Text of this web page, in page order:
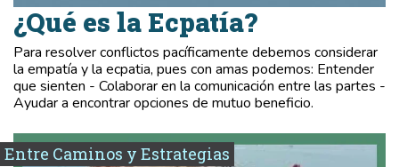
¿Qué es la Ecpatía?
Para resolver conflictos pacíficamente debemos considerar
la empatía y la ecpatia, pues con amas podemos: Entender
que sienten - Colaborar en la comunicación entre las partes -
Ayudar a encontrar opciones de mutuo beneficio.
Entre Caminos y Estrategias